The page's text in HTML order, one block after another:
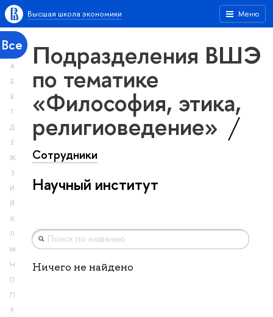
Меню
Высшая школа экономики
Все
А
Б
В
Г
Д
Е
Ж
З
И
Й
К
Л
М
Н
О
П
Р
Подразделения ВШЭ
по тематике
«Философия, этика,
религиоведение»
Сотрудники
Научный институт
Ничего не найдено